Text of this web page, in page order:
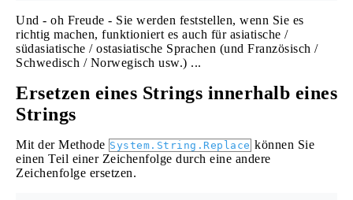
Und - oh Freude - Sie werden feststellen, wenn Sie es
richtig machen, funktioniert es auch für asiatische /
südasiatische / ostasiatische Sprachen (und Französisch /
Schwedisch / Norwegisch usw.) ...
Ersetzen eines Strings innerhalb eines
Strings
Mit der Methode System.String.Replace können Sie
einen Teil einer Zeichenfolge durch eine andere
Zeichenfolge ersetzen.